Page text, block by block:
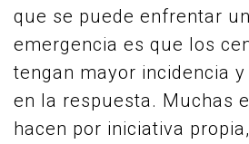
que se puede enfrentar
emergencia es que los
tengan mayor incidencia
en la respuesta. Muchas
hacen por iniciativa